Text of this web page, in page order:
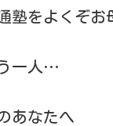
塾をよくぞお
一人…
あなたへ